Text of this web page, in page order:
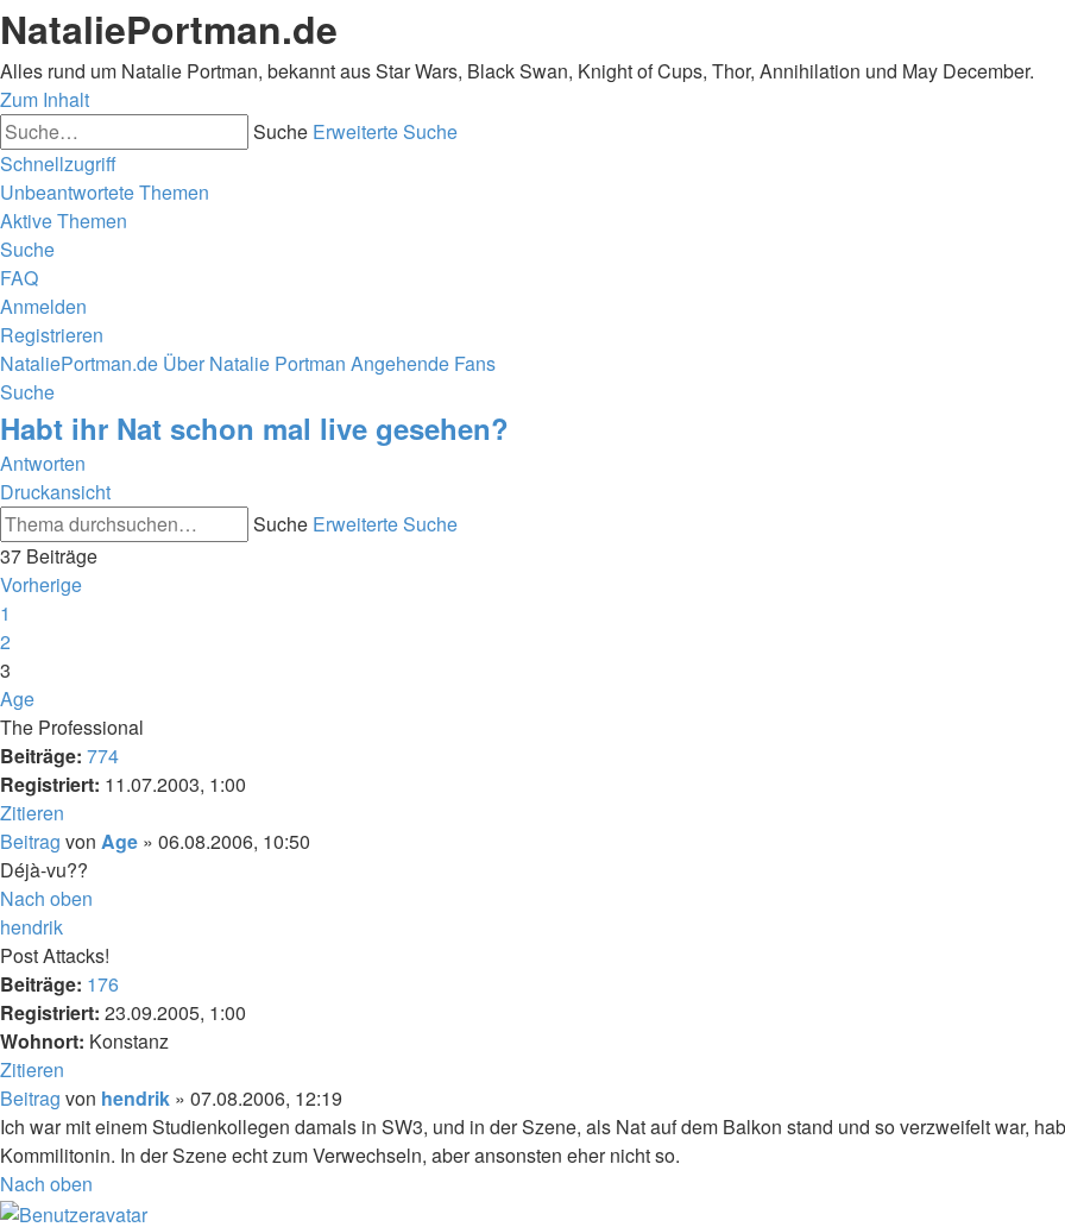
NataliePortman.de
Alles rund um Natalie Portman, bekannt aus Star Wars, Black Swan, Knight of Cups, Thor, Annihilation und May December.
Zum Inhalt
Suche Erweiterte Suche
Schnellzugriff
Unbeantwortete Themen
Aktive Themen
Suche
FAQ
Anmelden
Registrieren
NataliePortman.de Über Natalie Portman Angehende Fans
Suche
Habt ihr Nat schon mal live gesehen?
Antworten
Druckansicht
Suche Erweiterte Suche
37 Beiträge
Vorherige
1
2
3
Age
The Professional
Beiträge: 774
Registriert: 11.07.2003, 1:00
Zitieren
Beitrag von Age » 06.08.2006, 10:50
Déjà-vu??
Nach oben
hendrik
Post Attacks!
Beiträge: 176
Registriert: 23.09.2005, 1:00
Wohnort: Konstanz
Zitieren
Beitrag von hendrik » 07.08.2006, 12:19
Ich war mit einem Studienkollegen damals in SW3, und in der Szene, als Nat auf dem Balkon stand und so verzweifelt war,
Kommilitonin. In der Szene echt zum Verwechseln, aber ansonsten eher nicht so.
Nach oben